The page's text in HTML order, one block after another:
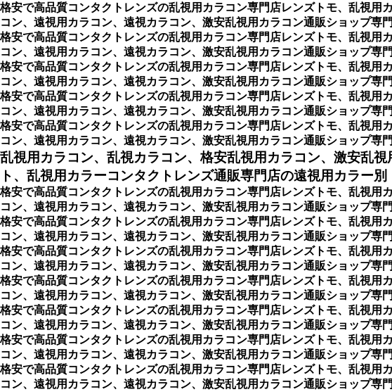
格安で高品質コンタクトレンズの乱視用カラコン専門店レンズトモ、乱視
コン、遠視用カラコン、遠視カラコン、激安乱視用カラコン通販ショップ専
格安で高品質コンタクトレンズの乱視用カラコン専門店レンズトモ、乱視
コン、遠視用カラコン、遠視カラコン、激安乱視用カラコン通販ショップ専
格安で高品質コンタクトレンズの乱視用カラコン専門店レンズトモ、乱視
コン、遠視用カラコン、遠視カラコン、激安乱視用カラコン通販ショップ専
格安で高品質コンタクトレンズの乱視用カラコン専門店レンズトモ、乱視
コン、遠視用カラコン、遠視カラコン、激安乱視用カラコン通販ショップ専
格安で高品質コンタクトレンズの乱視用カラコン専門店レンズトモ、乱視
コン、遠視用カラコン、遠視カラコン、激安乱視用カラコン通販ショップ専
乱視用カラコン、乱視カラコン、格安乱視用カラコン、激安乱
ト、乱視用カラーコンタクトレンズ通販専門店の遠視用カラー別
格安で高品質コンタクトレンズの乱視用カラコン専門店レンズトモ、乱視
コン、遠視用カラコン、遠視カラコン、激安乱視用カラコン通販ショップ専
格安で高品質コンタクトレンズの乱視用カラコン専門店レンズトモ、乱視
コン、遠視用カラコン、遠視カラコン、激安乱視用カラコン通販ショップ専
格安で高品質コンタクトレンズの乱視用カラコン専門店レンズトモ、乱視
コン、遠視用カラコン、遠視カラコン、激安乱視用カラコン通販ショップ専
格安で高品質コンタクトレンズの乱視用カラコン専門店レンズトモ、乱視
コン、遠視用カラコン、遠視カラコン、激安乱視用カラコン通販ショップ専
格安で高品質コンタクトレンズの乱視用カラコン専門店レンズトモ、乱視
コン、遠視用カラコン、遠視カラコン、激安乱視用カラコン通販ショップ専
格安で高品質コンタクトレンズの乱視用カラコン専門店レンズトモ、乱視
コン、遠視用カラコン、遠視カラコン、激安乱視用カラコン通販ショップ専
格安で高品質コンタクトレンズの乱視用カラコン専門店レンズトモ、乱視
コン、遠視用カラコン、遠視カラコン、激安乱視用カラコン通販ショップ専